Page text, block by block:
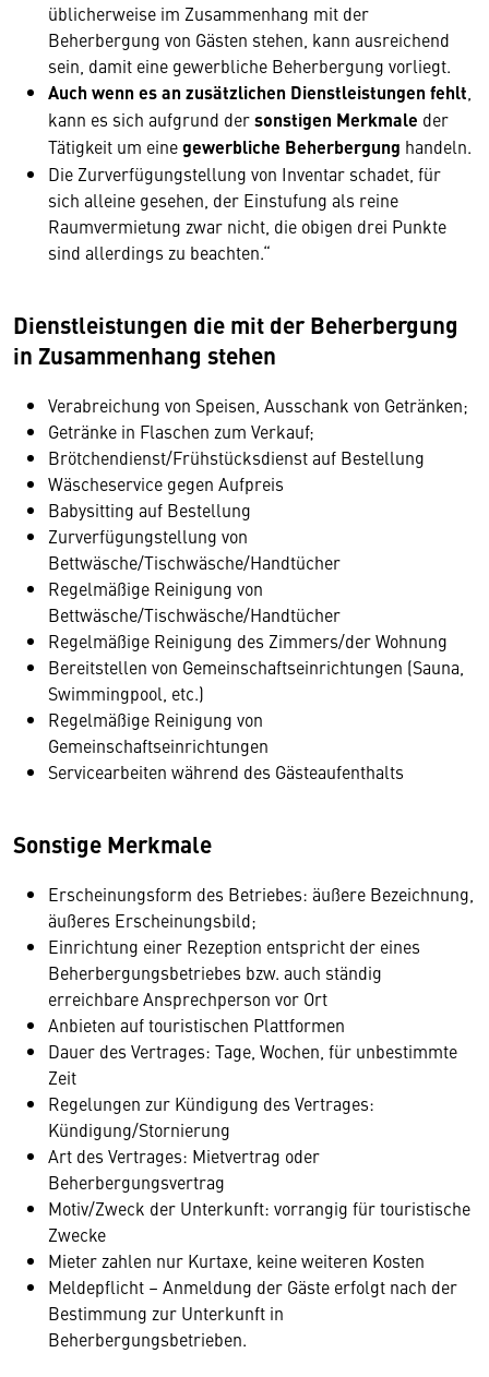
üblicherweise im Zusammenhang mit der
Beherbergung von Gästen stehen, kann ausreichend
sein, damit eine gewerbliche Beherbergung vorliegt.
Auch wenn es an zusätzlichen Dienstleistungen fehlt
kann es sich aufgrund dersonstigen Merkmale der
Tätigkeit um einegewerbliche Beherbergung handeln.
Die Zurverfügungstellung von Inventar schadet, für
sich alleine gesehen, der Einstufung als reine
Raumvermietung zwar nicht, die obigen drei Punkte
sind allerdings zu beachten.“
Dienstleistungen die mit der Beherbergung
in Zusammenhang stehen
Verabreichung von Speisen, Ausschank von Getränken;
Getränke in Flaschen zum Verkauf;
Brötchendienst/Frühstücksdienst auf Bestellung
Wäscheservice gegen Aufpreis
Babysitting auf Bestellung
Zurverfügungstellung von
Bettwäsche/Tischwäsche/Handtücher
Regelmäßige Reinigung von
Bettwäsche/Tischwäsche/Handtücher
Regelmäßige Reinigung des Zimmers/der Wohnung
Bereitstellen von Gemeinschaftseinrichtungen (Sauna,
Swimmingpool, etc.)
Regelmäßige Reinigung von
Gemeinschaftseinrichtungen
Servicearbeiten während des Gästeaufenthalts
Sonstige Merkmale
Erscheinungsform des Betriebes: äußere Bezeichnung,
äußeres Erscheinungsbild;
Einrichtung einer Rezeption entspricht der eines
Beherbergungsbetriebes bzw. auch ständig
erreichbare Ansprechperson vor Ort
Anbieten auf touristischen Plattformen
Dauer des Vertrages: Tage, Wochen, für unbestimmte
Zeit
Regelungen zur Kündigung des Vertrages:
Kündigung/Stornierung
Art des Vertrages: Mietvertrag oder
Beherbergungsvertrag
Motiv/Zweck der Unterkunft: vorrangig für touristische
Zwecke
Mieter zahlen nur Kurtaxe, keine weiteren Kosten
Meldepflicht – Anmeldung der Gäste erfolgt nach der
Bestimmung zur Unterkunft in
Beherbergungsbetrieben.